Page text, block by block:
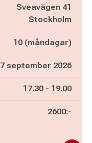
Sveavägen 41
Stockholm
10 (måndagar)
7 september 2026
Pågår mellan
17.30 - och
19.00
2600:-